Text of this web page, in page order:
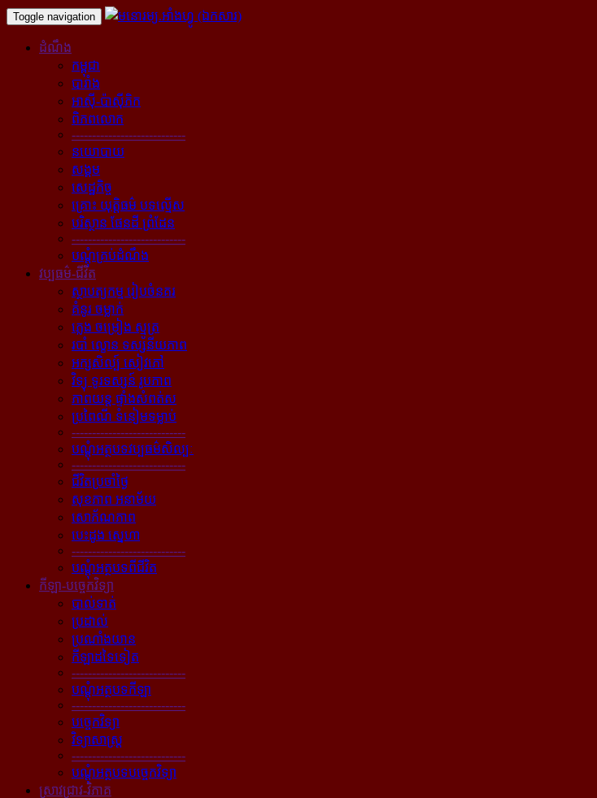
Toggle navigation
ដំណឹង
កម្ពុជា
បារាំង
អាស៊ី-ប៉ាស៊ីភិក
ពិភពលោក
----------------------------
នយោបាយ
សង្គម
សេដ្ឋកិច្ច
គ្រោះ យុត្តិធម៌ បទល្មើស
បរិស្ថាន ផែនដី ព្រំដែន
----------------------------
បណ្ដុំគ្រប់ដំណឹង
វប្បធម៌-ជីវិត
ស្ថាបត្យកម្ម រៀបចំនគរ
គំនូរ ចម្លាក់
ភ្លេង ចម្រៀង ស្មូត្រ
របាំ ល្ខោន ទស្សនីយភាព
អក្សសិល្ប៍ សៀវភៅ
វិទ្យុ ទូរទស្សន៍ រូបភាព
ភាពយន្ដ ផ្ទាំងសំពត់ស
ប្រពៃណី ទំនៀមទម្លាប់
----------------------------
បណ្ដុំអត្ថបទវប្បធម៌សិល្បៈ
----------------------------
ជីវិតប្រចាំថ្ងៃ
សុខភាព អនាម័យ
សោភ័ណភាព
បេះដូង ស្នេហា
----------------------------
បណ្ដុំអត្ថបទពីជីវិត
កីឡា-បច្ចេកវិទ្យា
បាល់ទាត់
ប្រដាល់
ប្រណាំងយាន
កីឡាដទៃទៀត
----------------------------
បណ្ដុំអត្ថបទកីឡា
----------------------------
បច្ចេកវិទ្យា
វិទ្យាសាស្ត្រ
----------------------------
បណ្ដុំអត្ថបទបច្ចេកវិទ្យា
ស្រាវជ្រាវ-វិភាគ